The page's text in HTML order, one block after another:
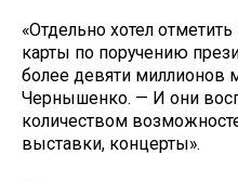
«Отдельно хотел
карты по поручению
более девяти миллионов
Чернышенко. — И они
количеством
выставки, концерты».